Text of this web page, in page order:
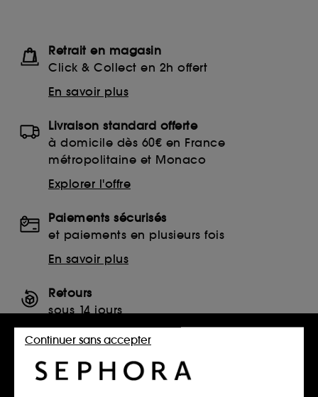
Retrait en magasin
Click & Collect en 2h offert
En savoir plus
Livraison standard offerte
à domicile dès 60€ en France
métropolitaine et Monaco
Explorer l'offre
Paiements sécurisés
et paiements en plusieurs fois
En savoir plus
Retours
sous 14 jours
Retourner mon article
SERVICES, CONTACT ET CONDITIONS DES OFFRES
Continuer sans accepter